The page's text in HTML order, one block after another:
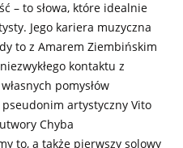
– to słowa, które idealnie
Jego kariera muzyczna
to z Amarem Ziembińskim
kontaktu z
pomysłów
artystyczny Vito
Chyba
to, a także pierwszy solowy